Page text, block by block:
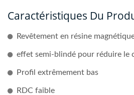
Caractéristiques Du
Revêtement en résine
effet semi-blindé pour réduire le
Profil extrêmement bas
RDC faible